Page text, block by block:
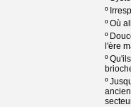
º
ºOù
º
l'ère
º
º